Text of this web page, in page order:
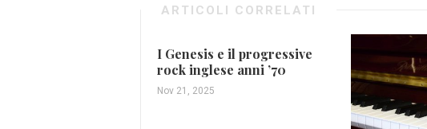
ARTICOLI CORRELATI
I Genesis e il progressive
rock inglese anni ’70
Nov 21, 2025